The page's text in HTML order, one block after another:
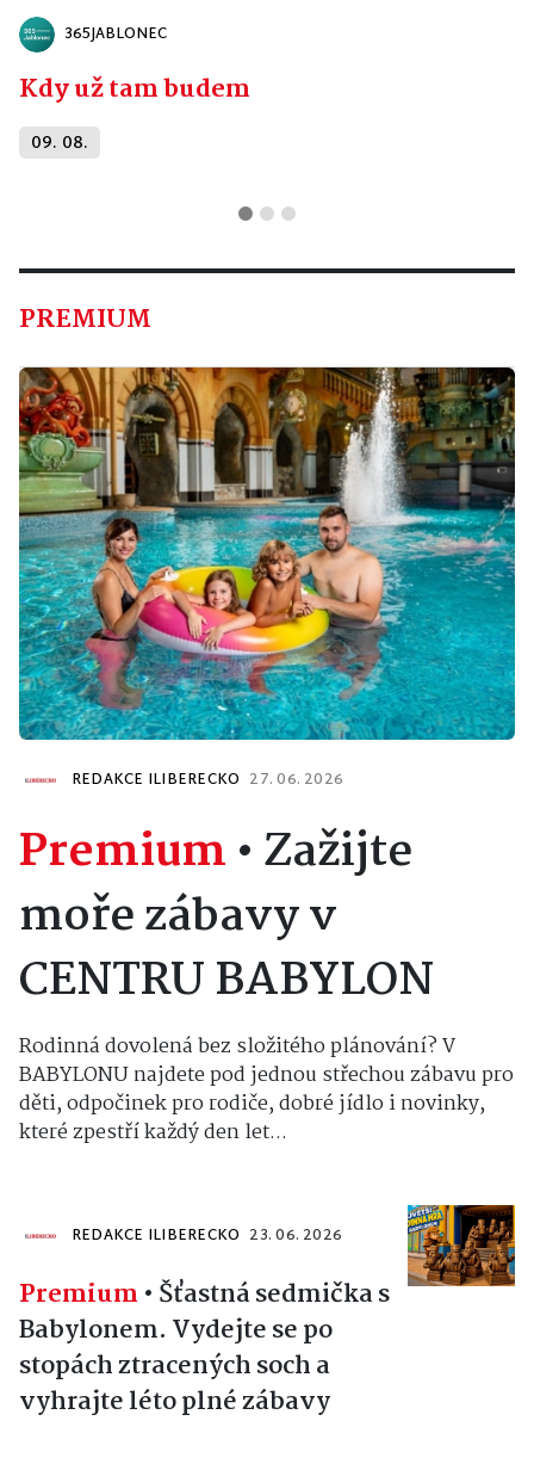
365JABLONEC
Kdy už tam budem
09. 08.
PREMIUM
REDAKCE ILIBERECKO 27. 06. 2026
Premium•Zažijte
moře zábavy v
CENTRU BABYLON
Rodinná dovolená bez složitého plánování? V
BABYLONU najdete pod jednou střechou zábavu pro
děti, odpočinek pro rodiče, dobré jídlo i novinky,
které zpestří každý den let...
REDAKCE ILIBERECKO 23. 06. 2026
Premium • Šťastná sedmička s
Babylonem. Vydejte se po
stopách ztracených soch a
vyhrajte léto plné zábavy